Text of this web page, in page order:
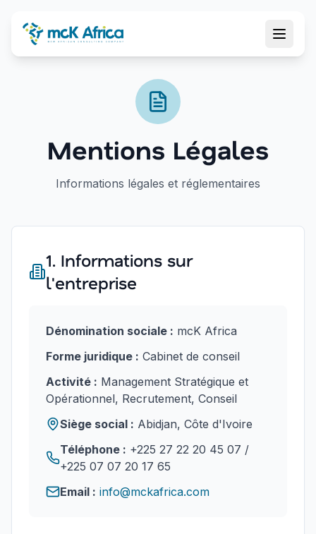
Mentions Légales
Informations légales et réglementaires
1. Informations sur
l'entreprise
Dénomination sociale : mcK Africa
Forme juridique : Cabinet de conseil
Activité : Management Stratégique et
Opérationnel, Recrutement, Conseil
Siège social : Abidjan, Côte d'Ivoire
Téléphone : +225 27 22 20 45 07 /
+225 07 07 20 17 65
Email : info@mckafrica.com